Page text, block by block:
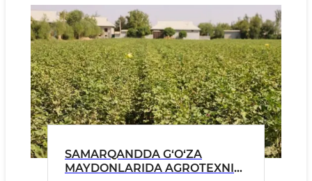
SAMARQANDDA G‘O‘ZA
MAYDONLARIDA AGROTEXNIK